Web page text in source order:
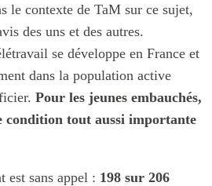
le contexte de TaM sur ce sujet,
des uns et des autres.
se développe en France et
dans la population active
Pour les jeunes embauchés,
condition tout aussi importante
est sans appel : 198 sur 206